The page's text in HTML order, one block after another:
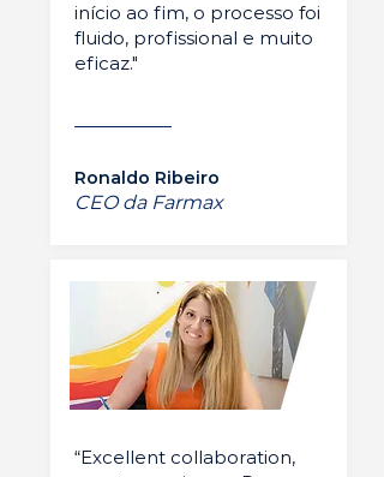
início ao fim, o processo foi
fluido, profissional e muito
eficaz."
Ronaldo Ribeiro
CEO da Farmax
“Excellent collaboration,